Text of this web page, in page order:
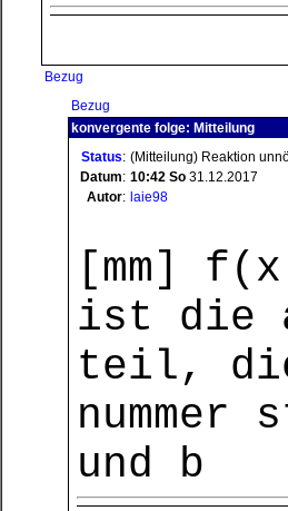
Bezug
Bezug
konvergente folge: Mitteilung
Status: (Mitteilung) Reaktion
Datum: 10:42 So 31.12.2017
Autor: laie98
[mm]
ist die
teil,
und b